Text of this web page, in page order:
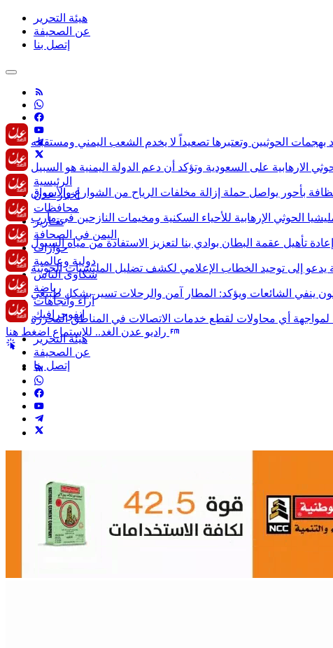
هيئة التحرير
عن الصحيفة
إتصل بنا
الرئيسية
أخبار عدن
محافظات
تقـارير
اليمن في الصحافة
حوارات
دولية وعالمية
شكاوى الناس
رياضة
آراء وأتجاهات
انفوجرافيك
هيئة التحرير
عن الصحيفة
إتصل بنا